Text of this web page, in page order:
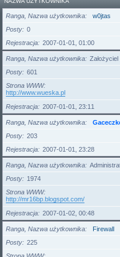
Ranga, Nazwa użytkownika
w0jtas
Posty
0
Rejestracja
2007-01-01, 01:00
Ranga, Nazwa użytkownika Założyciel
Posty
601
Strona WWW
http://www.wueska.pl
Rejestracja
2007-01-01, 23:11
Ranga, Nazwa użytkownika
Posty
203
Rejestracja
2007-01-01, 23:28
Ranga, Nazwa użytkownika
Posty
1974
Strona WWW
http://mr16bp.blogspot.com/
Rejestracja
2007-01-02, 00:48
Ranga, Nazwa użytkownika
Firewall
Posty
225